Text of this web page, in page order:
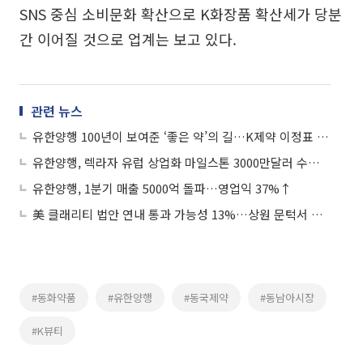
SNS 중심 소비문화 확산으로 K화장품 확산세가 당분
간 이어질 것으로 업계는 보고 있다.
관련 뉴스
유한양행 100년이 보여준 ‘좋은 약’의 길…K제약 이정표 된 ‘유일한 정신’
유한양행, 렉라자 유럽 상업화 마일스톤 3000만달러 수령…누적 3억달러 넘겨
유한양행, 1분기 매출 5000억 돌파…영업익 37%↑
美 클래리티 법안 연내 통과 가능성 13%…상원 문턱서 제동
#동화약품 #유한양행 #동국제약 #동남아시장
#K뷰티